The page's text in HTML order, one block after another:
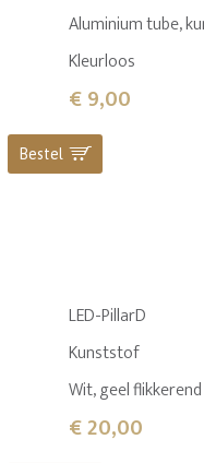
Aluminium tube,
Kleurloos
€ 9,00
Bestel
LED-PillarD
Kunststof
Wit, geel
€ 20,00